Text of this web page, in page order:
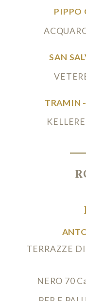
PIPPO
SAN
TRAMIN
TERRAZZE
NERO 70